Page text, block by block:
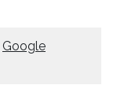
Google